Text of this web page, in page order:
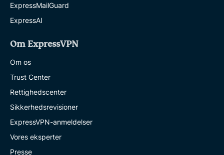
ExpressMailGuard
ExpressAI
Om ExpressVPN
Om os
Trust Center
Rettighedscenter
Sikkerhedsrevisioner
ExpressVPN-anmeldelser
Vores eksperter
Presse